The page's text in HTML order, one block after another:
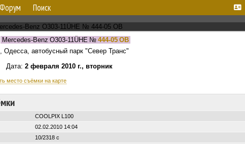
Форум Поиск
Mercedes-Benz O303-11ÜHE № 444-05 ОВ
, Одесса, автобусный парк "Север Транс"
2 февраля 2010 г., вторник
место съёмки на карте
COOLPIX L100
02.02.2010 14:04
10/2318 с